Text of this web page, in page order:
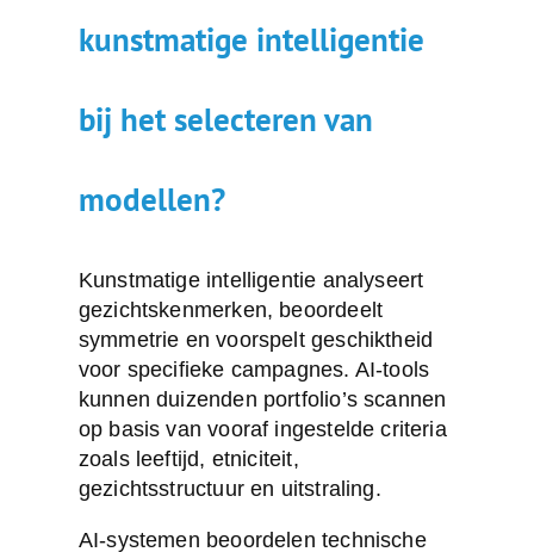
kunstmatige intelligentie
bij het selecteren van
modellen?
Kunstmatige intelligentie analyseert
gezichtskenmerken, beoordeelt
symmetrie en voorspelt geschiktheid
voor specifieke campagnes. AI-tools
kunnen duizenden portfolio’s scannen
op basis van vooraf ingestelde criteria
zoals leeftijd, etniciteit,
gezichtsstructuur en uitstraling.
AI-systemen beoordelen technische